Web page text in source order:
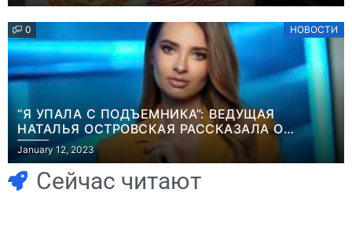
0 НОВОСТИ
“Я УПАЛА С ПОДЪЕМНИКА”: ВЕДУЩАЯ
НАТАЛЬЯ ОСТРОВСКАЯ РАССКАЗАЛА О
НЕПРИЯТНОМ ИНЦИДЕНТЕ В ЗИМНИХ
КАРПАТАХ
January 12, 2023
Сейчас читают
Игры
Геймеры
отменяют
Новичок-геймер